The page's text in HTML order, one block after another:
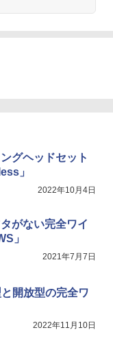
グヘッドセット
」
2022年10月4日
がない完全ワイ
」
2021年7月7日
開放型の完全ワ
2022年11月10日